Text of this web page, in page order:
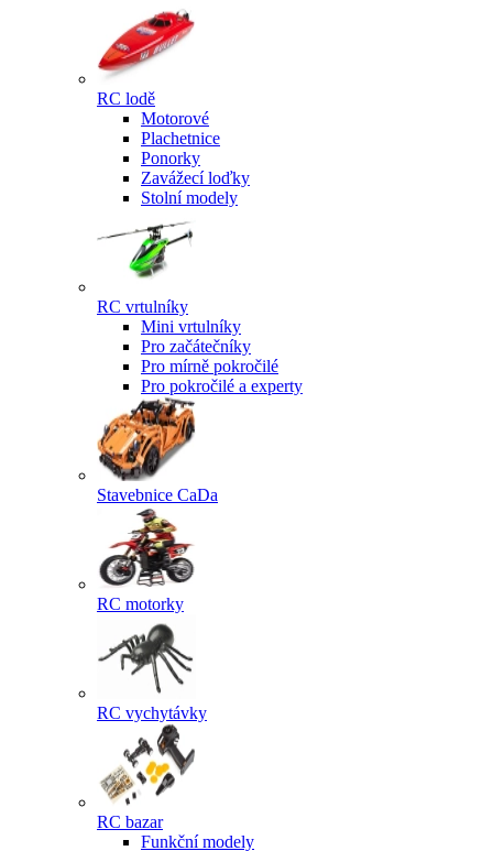
RC lodě
Motorové
Plachetnice
Ponorky
Zavážecí loďky
Stolní modely
RC vrtulníky
Mini vrtulníky
Pro začátečníky
Pro mírně pokročilé
Pro pokročilé a experty
Stavebnice CaDa
RC motorky
RC vychytávky
RC bazar
Funkční modely